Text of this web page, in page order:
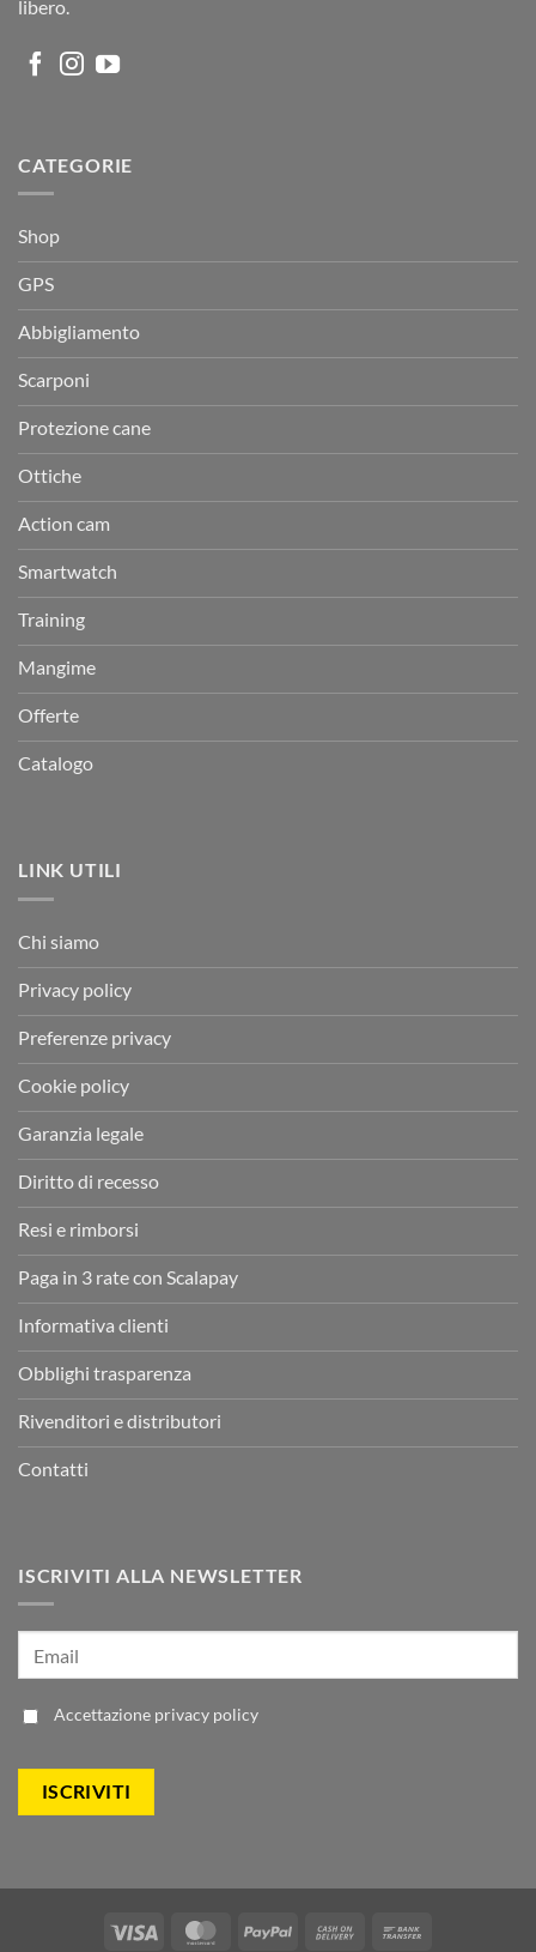
libero.
CATEGORIE
Shop
GPS
Abbigliamento
Scarponi
Protezione cane
Ottiche
Action cam
Smartwatch
Training
Mangime
Offerte
Catalogo
LINK UTILI
Chi siamo
Privacy policy
Preferenze privacy
Cookie policy
Garanzia legale
Diritto di recesso
Resi e rimborsi
Paga in 3 rate con Scalapay
Informativa clienti
Obblighi trasparenza
Rivenditori e distributori
Contatti
ISCRIVITI ALLA NEWSLETTER
Accettazione privacy policy
Visa MasterCardPayPal
Cash